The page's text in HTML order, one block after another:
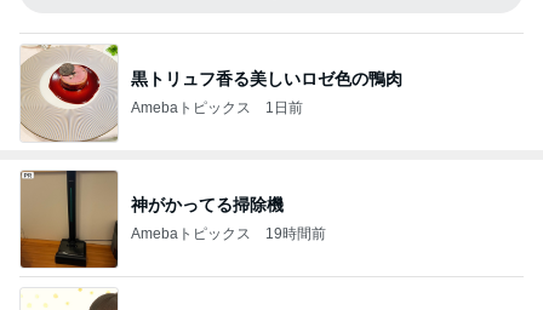
黒トリュフ香る美しいロゼ色の鴨肉
Amebaトピックス 1日前
神がかってる掃除機
Amebaトピックス 19時間前